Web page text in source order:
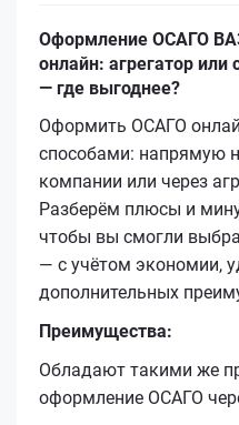
Оформление ОСАГО
онлайн: агрегатор или
— где выгоднее?
Оформить ОСАГО
способами: напрямую
компании или через
Разберём плюсы и
чтобы вы смогли
— с учётом экономии,
дополнительных
Преимущества:
Обладают такими же
оформление ОСАГО